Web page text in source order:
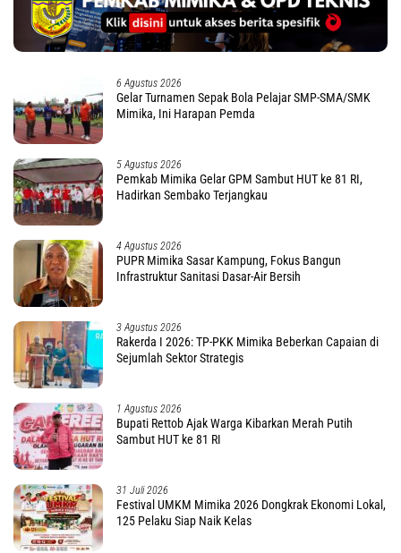
6 Agustus 2026
Gelar Turnamen Sepak Bola Pelajar SMP-SMA/SMK
Mimika, Ini Harapan Pemda
5 Agustus 2026
Pemkab Mimika Gelar GPM Sambut HUT ke 81 RI,
Hadirkan Sembako Terjangkau
4 Agustus 2026
PUPR Mimika Sasar Kampung, Fokus Bangun
Infrastruktur Sanitasi Dasar-Air Bersih
3 Agustus 2026
Rakerda I 2026: TP-PKK Mimika Beberkan Capaian di
Sejumlah Sektor Strategis
1 Agustus 2026
Bupati Rettob Ajak Warga Kibarkan Merah Putih
Sambut HUT ke 81 RI
31 Juli 2026
Festival UMKM Mimika 2026 Dongkrak Ekonomi Lokal,
125 Pelaku Siap Naik Kelas